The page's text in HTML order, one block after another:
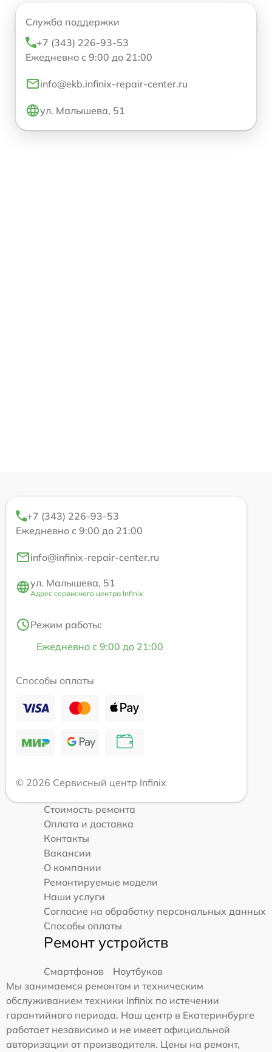
Служба поддержки
+7 (343) 226-93-53
Ежедневно с 9:00 до 21:00
info@ekb.infinix-repair-center.ru
ул. Малышева, 51
+7 (343) 226-93-53
Ежедневно с 9:00 до 21:00
info@infinix-repair-center.ru
ул. Малышева, 51
Адрес сервисного центра Infinix
Режим работы:
Ежедневно с 9:00 до 21:00
Способы оплаты
© 2026 Сервисный центр Infinix
Стоимость ремонта
Оплата и доставка
Контакты
Вакансии
О компании
Ремонтируемые модели
Наши услуги
Согласие на обработку персональных данных
Способы оплаты
Ремонт устройств
Смартфонов
Ноутбуков
Мы занимаемся ремонтом и техническим
обслуживанием техники Infinix по истечении
гарантийного периода. Наш центр в Екатеринбурге
работает независимо и не имеет официальной
авторизации от производителя. Цены на ремонт,